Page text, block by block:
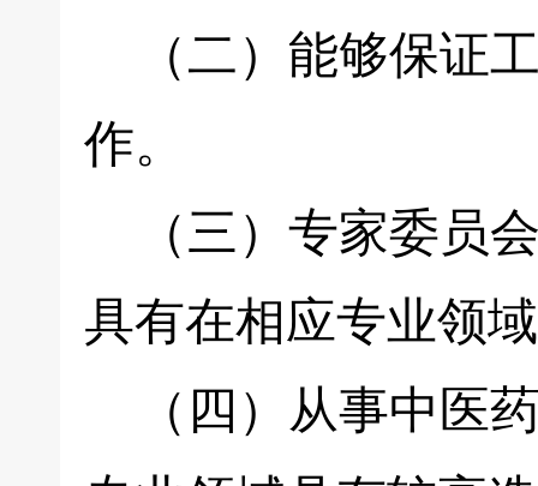
（二）能够保证
作。
（三）专家委员
具有在相应专业领
（四）从事中医